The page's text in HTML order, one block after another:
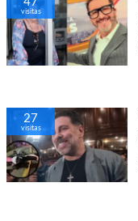
visitas
27
visitas